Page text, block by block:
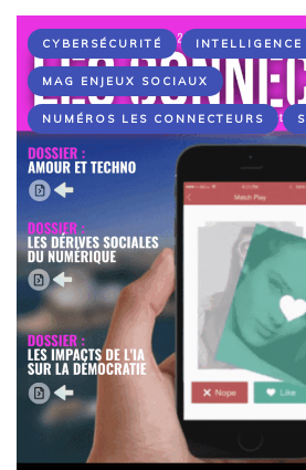
CYBERSÉCURITÉ
MAG ENJEUX SOCIAUX
NUMÉROS LES CONNECTEURS